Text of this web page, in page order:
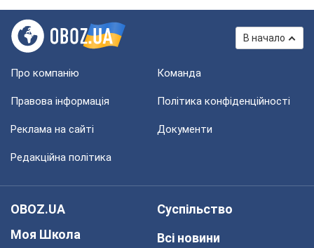
В начало
Про компанію Команда
Правова інформація Політика конфіденційності
Реклама на сайті Документи
Редакційна політика
OBOZ.UA
Моя Школа
Суспільство
Всі новини